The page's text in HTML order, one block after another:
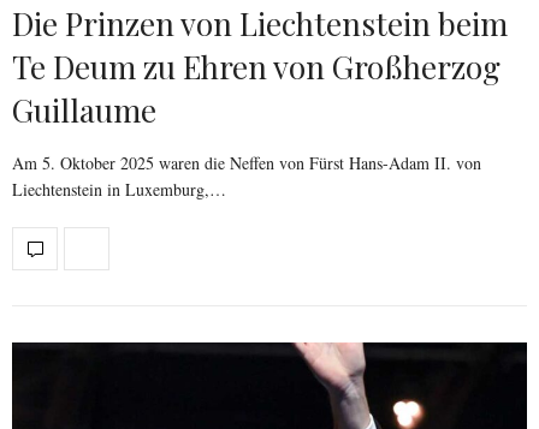
Die Prinzen von Liechtenstein beim
Te Deum zu Ehren von Großherzog
Guillaume
Am 5. Oktober 2025 waren die Neffen von Fürst Hans-Adam II. von
Liechtenstein in Luxemburg,…